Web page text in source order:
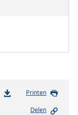
Printen
Delen